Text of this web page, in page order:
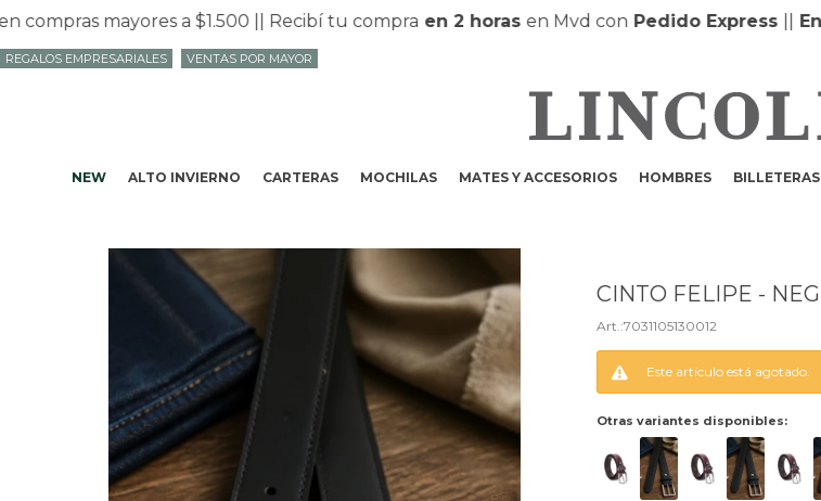
mayores a $1.500 || Recibí tu compraen 2 horasen Mvd conPedido Express||
NEW ALTO INVIERNO CARTERAS MOCHILAS MATES Y ACCESORIOS HOMBRES BILLETERAS
REGALOS EMPRESARIALES VENTAS POR MAYOR
CINTO FELIPE -
7031105130012
Este artículo está agotado.
Otras variantes disponibles: